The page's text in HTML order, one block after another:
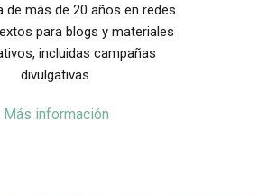
de más de 20 años en redes
para blogs y materiales
incluidas campañas
divulgativas.
Más información